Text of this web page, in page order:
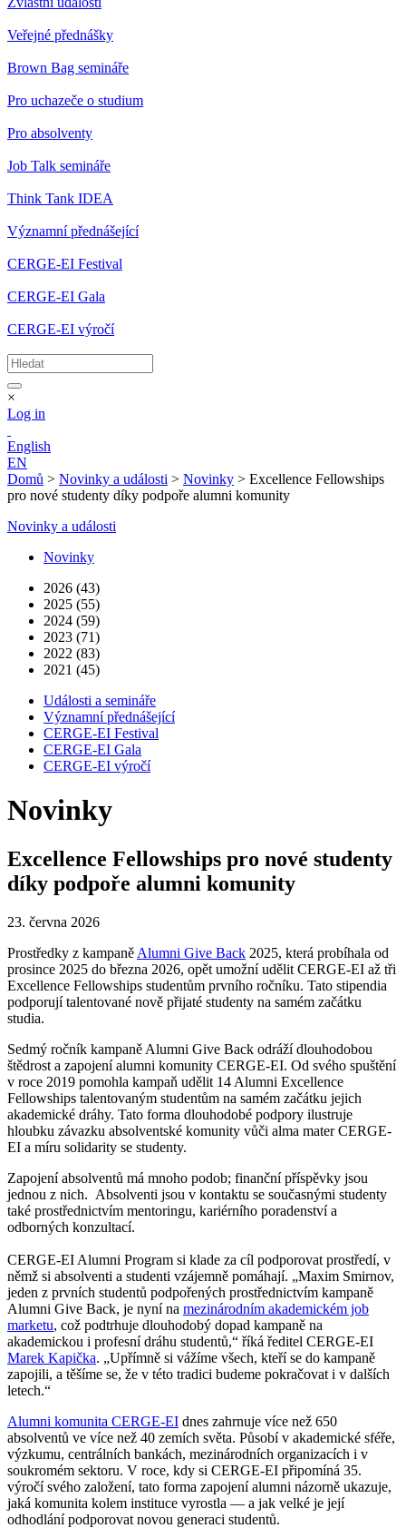
Veřejné přednášky
Brown Bag semináře
Pro uchazeče o studium
Pro absolventy
Job Talk semináře
Think Tank IDEA
Významní přednášející
CERGE-EI Festival
CERGE-EI Gala
CERGE-EI výročí
×
Log in
English
EN
Domů > Novinky a události > Novinky > Excellence Fellowships
pro nové studenty díky podpoře alumni komunity
Novinky a události
Novinky
2026 (43)
2025 (55)
2024 (59)
2023 (71)
2022 (83)
2021 (45)
Události a semináře
Významní přednášející
CERGE-EI Festival
CERGE-EI Gala
CERGE-EI výročí
Novinky
Excellence Fellowships pro nové studenty
díky podpoře alumni komunity
23. června 2026
Prostředky z kampaně Alumni Give Back 2025, která probíhala od
prosince 2025 do března 2026, opět umožní udělit CERGE-EI až tři
Excellence Fellowships studentům prvního ročníku. Tato stipendia
podporují talentované nově přijaté studenty na samém začátku
studia.
Sedmý ročník kampaně Alumni Give Back odráží dlouhodobou
štědrost a zapojení alumni komunity CERGE-EI. Od svého spuštění
v roce 2019 pomohla kampaň udělit 14 Alumni Excellence
Fellowships talentovaným studentům na samém začátku jejich
akademické dráhy. Tato forma dlouhodobé podpory ilustruje
hloubku závazku absolventské komunity vůči alma mater CERGE-
EI a míru solidarity se studenty.
Zapojení absolventů má mnoho podob; finanční příspěvky jsou
jednou z nich. Absolventi jsou v kontaktu se současnými studenty
také prostřednictvím mentoringu, kariérního poradenství a
odborných konzultací.
CERGE-EI Alumni Program si klade za cíl podporovat prostředí, v
němž si absolventi a studenti vzájemně pomáhají. „Maxim Smirnov,
jeden z prvních studentů podpořených prostřednictvím kampaně
Alumni Give Back, je nyní na mezinárodním akademickém job
marketu, což podtrhuje dlouhodobý dopad kampaně na
akademickou i profesní dráhu studentů,“ říká ředitel CERGE-EI
Marek Kapička. „Upřímně si vážíme všech, kteří se do kampaně
zapojili, a těšíme se, že v této tradici budeme pokračovat i v dalších
letech.“
Alumni komunita CERGE-EI dnes zahrnuje více než 650
absolventů ve více než 40 zemích světa. Působí v akademické sféře,
výzkumu, centrálních bankách, mezinárodních organizacích i v
soukromém sektoru. V roce, kdy si CERGE-EI připomíná 35.
výročí svého založení, tato forma zapojení alumni názorně ukazuje,
jaká komunita kolem instituce vyrostla — a jak velké je její
odhodlání podporovat novou generaci studentů.